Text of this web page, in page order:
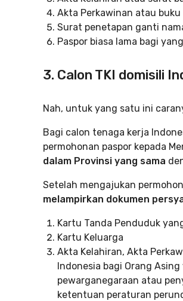
Akta Perkawinan atau
Surat penetapan ganti
Paspor biasa lama bagi
3. Calon TKI domisili
Nah, untuk yang satu ini
Bagi calon tenaga kerja
permohonan paspor kepada
dalam Provinsi yang sama
Setelah mengajukan
melampirkan dokumen
Kartu Tanda Penduduk
Kartu Keluarga
Akta Kelahiran, Akta
Indonesia bagi Orang
pewarganegaraan atau
ketentuan peraturan